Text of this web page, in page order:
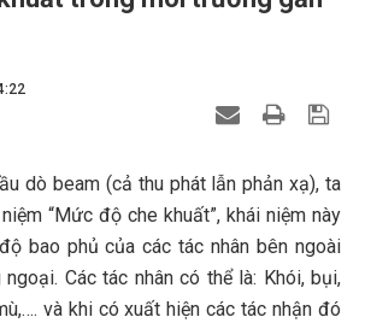
dò beam (cả thu phát lẫn phản xạ), ta
“Mức độ che khuất”, khái niệm này
bao phủ của các tác nhân bên ngoài
ngoại. Các tác nhân có thể là: Khói, bụi,
và khi có xuất hiện các tác nhận đó